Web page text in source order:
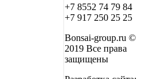
+7 8552 74 79 84
+7 917 250 25 25
Bonsai-group.ru ©
2019 Все права
защищены